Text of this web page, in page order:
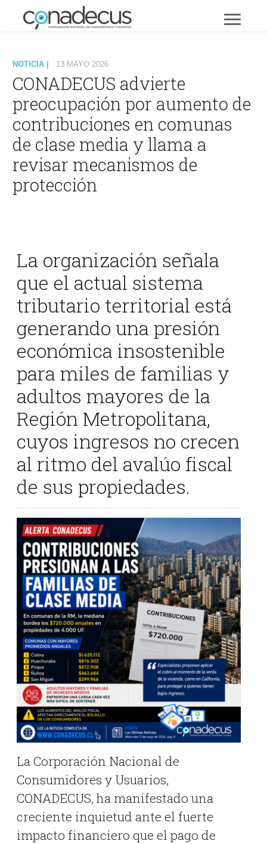
NOTICIA | 13 MAYO 2026
CONADECUS advierte
preocupación por aumento de
contribuciones en comunas
de clase media y llama a
revisar mecanismos de
protección
La organización señala
que el actual sistema
tributario territorial está
generando una presión
económica insostenible
para miles de familias y
adultos mayores de la
Región Metropolitana,
cuyos ingresos no crecen
al ritmo del avalúo fiscal
de sus propiedades.
La Corporación Nacional de
Consumidores y Usuarios,
CONADECUS, ha manifestado una
creciente inquietud ante el fuerte
impacto financiero que el pago de